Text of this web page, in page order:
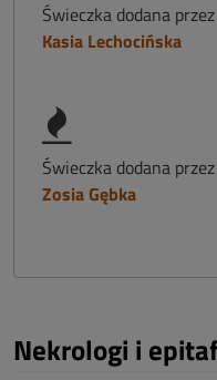
Świeczka dodana przez
Kasia Lechocińska
Świeczka dodana przez
Zosia Gębka
Nekrologi i